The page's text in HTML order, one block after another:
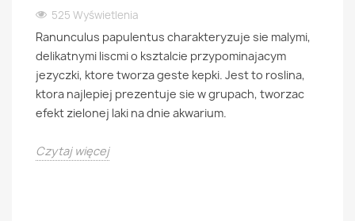
525 Wyświetlenia
Ranunculus papulentus charakteryzuje sie malymi,
delikatnymi liscmi o ksztalcie przypominajacym
jezyczki, ktore tworza geste kepki. Jest to roslina,
ktora najlepiej prezentuje sie w grupach, tworzac
efekt zielonej laki na dnie akwarium.
Czytaj więcej